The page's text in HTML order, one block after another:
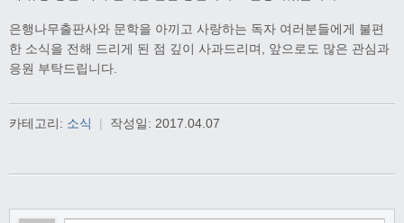
은행나무출판사와 문학을 아끼고 사랑하는 독자 여러분들에게 불편
한 소식을 전해 드리게 된 점 깊이 사과드리며, 앞으로도 많은 관심과
응원 부탁드립니다.
카테고리: 소식 | 작성일: 2017.04.07